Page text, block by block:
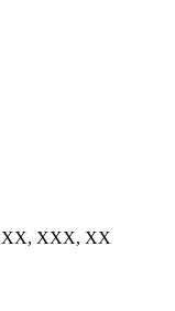
XXX, XX